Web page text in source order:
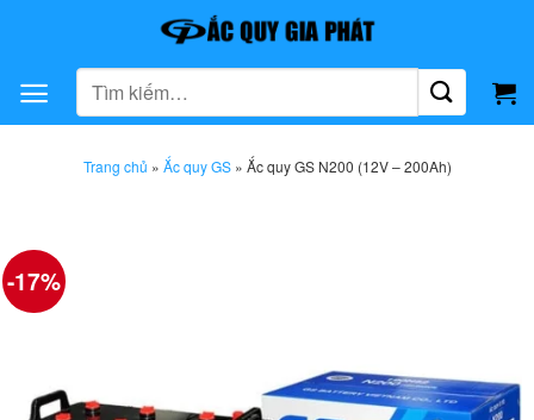
dung
Tìm
kiếm:
Trang chủ » Ắc quy GS» Ắc quy GS N200 (12V – 200Ah)
-17%